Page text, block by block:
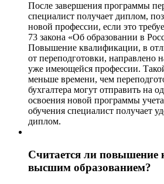
После завершения программы
специалист получает диплом,
новой профессии, если это
73 закона «Об образовании в
Повышение квалификации, в
от переподготовки, направлено
уже имеющейся профессии.
меньше времени, чем
бухгалтера могут отправить на
освоения новой программы
обучения специалист получает
диплом.
Считается ли повышение
высшим образованием?